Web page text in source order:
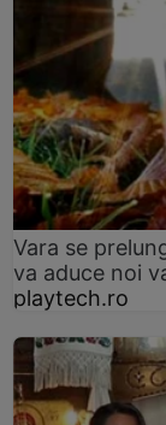
Vara se
va aduce noi
playtech.ro